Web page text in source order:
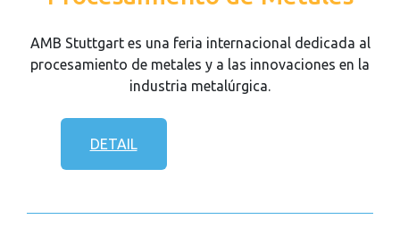
AMB Stuttgart es una feria internacional dedicada al
procesamiento de metales y a las innovaciones en la
industria metalúrgica.
DETAIL